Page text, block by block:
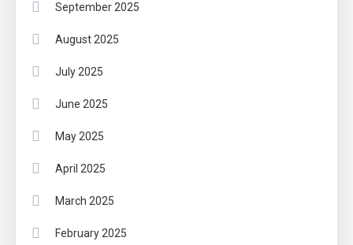
September 2025
August 2025
July 2025
June 2025
May 2025
April 2025
March 2025
February 2025